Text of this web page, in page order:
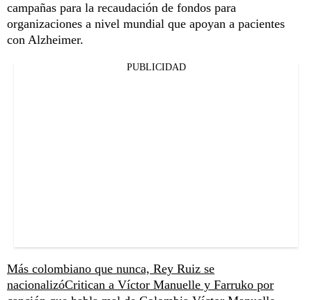
campañas para la recaudación de fondos para
organizaciones a nivel mundial que apoyan a pacientes
con Alzheimer.
PUBLICIDAD
Más colombiano que nunca, Rey Ruiz se
nacionalizóCritican a Víctor Manuelle y Farruko por